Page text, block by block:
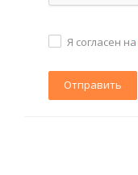
Я согласен на